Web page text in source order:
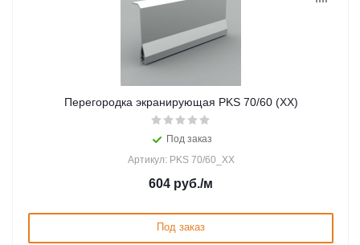
Перегородка экранирующая PKS 70/60 (XX)
Под заказ
Артикул: PKS 70/60_XX
604 руб./м
Под заказ